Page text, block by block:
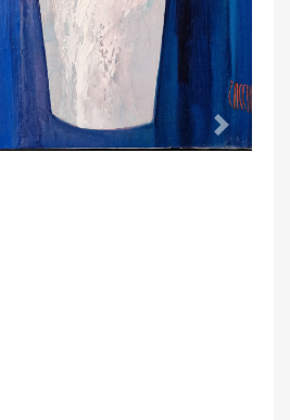
: Jean-Marie Zacchi
dans le bleu Zacchi lancée
et Blanc de Bastia. Quelle
Quelle superbe navigation